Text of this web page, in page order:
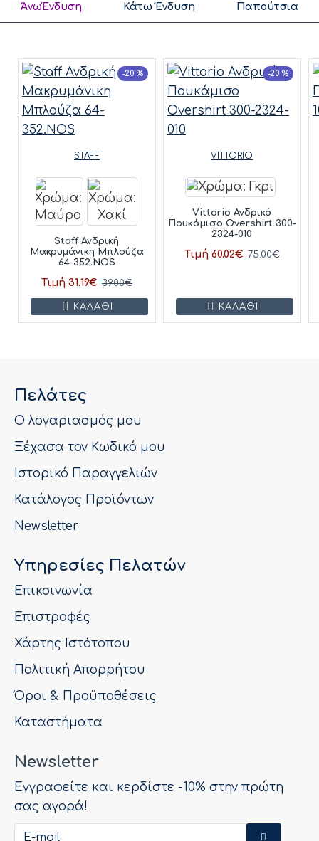
ΆνωΈνδυση Κάτω Ένδυση Παπούτσια
-20 %
STAFF
Staff Ανδρική
Μακρυμάνικη Μπλούζα
64-352.NOS
Τιμή 31.19€ 39.00€
ΚΑΛΆΘΙ
-20 %
VITTORIO
Vittorio Ανδρικό
Πουκάμισο Overshirt 300-
2324-010
Τιμή 60.02€ 75.00€
ΚΑΛΆΘΙ
Πελάτες
Ο λογαριασμός μου
Ξέχασα τον Κωδικό μου
Ιστορικό Παραγγελιών
Κατάλογος Προϊόντων
Newsletter
Υπηρεσίες Πελατών
Επικοινωνία
Επιστροφές
Χάρτης Ιστότοπου
Πολιτική Απορρήτου
Όροι & Προϋποθέσεις
Καταστήματα
Newsletter
Εγγραφείτε και κερδίστε -10% στην πρώτη
σας αγορά!